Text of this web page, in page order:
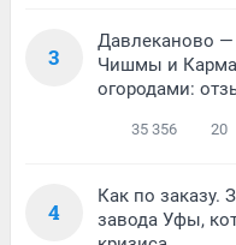
3
Давлеканово —
Чишмы и
огородами:
35 356 20
4
Как по заказу.
завода Уфы,